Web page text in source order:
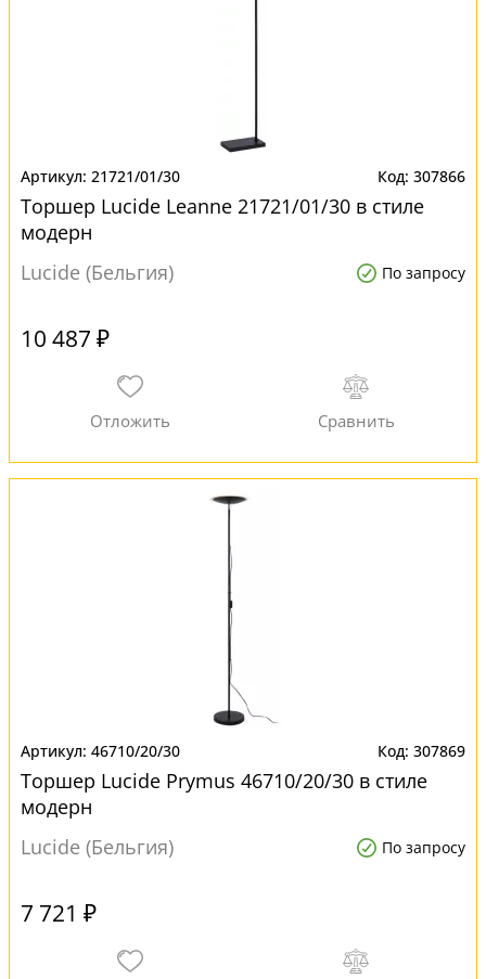
21721/01/30 307866
Торшер Lucide Leanne 21721/01/30 в стиле
модерн
Lucide (Бельгия)
По запросу
10 487 ₽
46710/20/30 307869
Торшер Lucide Prymus 46710/20/30 в стиле
модерн
Lucide (Бельгия)
По запросу
7 721 ₽